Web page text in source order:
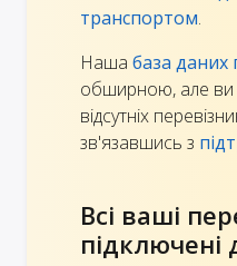
транспортом.
Наша база даних
обширною, але ви
відсутніх
зв'язавшись з
Всі ваші
підключені